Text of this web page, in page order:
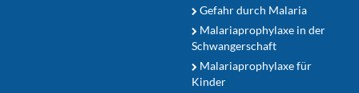
Gefahr durch Malaria
Malariaprophylaxe in der
Schwangerschaft
Malariaprophylaxe für
Kinder